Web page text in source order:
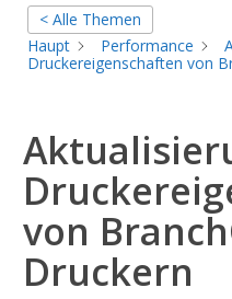
< Alle Themen
Haupt
Performance
Druckereigenschaften von
von
Druckern